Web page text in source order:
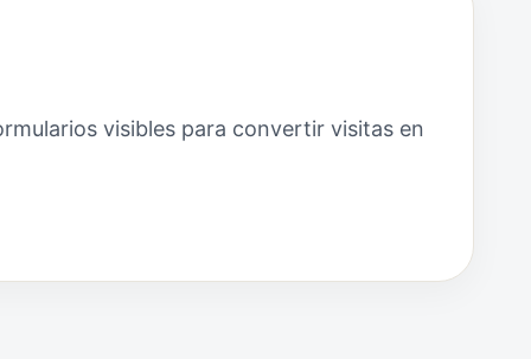
visibles para convertir visitas en